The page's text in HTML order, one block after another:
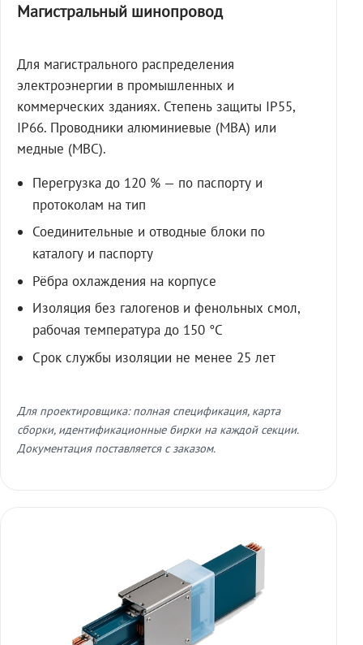
Магистральный шинопровод
Для магистрального распределения
электроэнергии в промышленных и
коммерческих зданиях. Степень защиты IP55,
IP66. Проводники алюминиевые (МВА) или
медные (МВС).
Перегрузка до 120 % — по паспорту и
протоколам на тип
Соединительные и отводные блоки по
каталогу и паспорту
Рёбра охлаждения на корпусе
Изоляция без галогенов и фенольных смол,
рабочая температура до 150 °C
Срок службы изоляции не менее 25 лет
Для проектировщика: полная спецификация, карта
сборки, идентификационные бирки на каждой секции.
Документация поставляется с заказом.